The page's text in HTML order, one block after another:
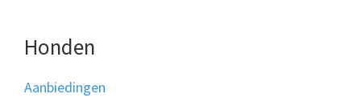
Honden
Aanbiedingen